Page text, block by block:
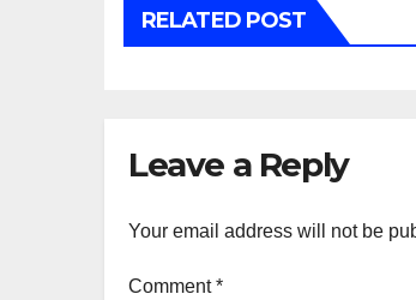
RELATED POST
Leave a Reply
Your email address will not be
Comment*